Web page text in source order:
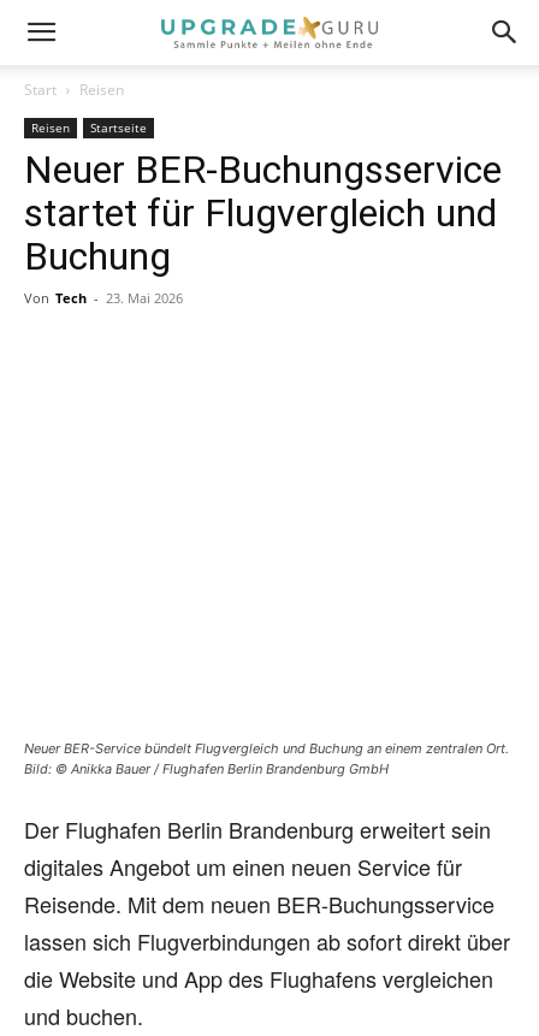
Start Reisen
Reisen Startseite
Neuer BER-Buchungsservice
startet für Flugvergleich und
Buchung
Von Tech - 23. Mai 2026
Neuer BER-Service bündelt Flugvergleich und Buchung an einem zentralen Ort.
Bild: © Anikka Bauer / Flughafen Berlin Brandenburg GmbH
Der Flughafen Berlin Brandenburg erweitert sein
digitales Angebot um einen neuen Service für
Reisende. Mit dem neuen BER-Buchungsservice
lassen sich Flugverbindungen ab sofort direkt über
die Website und App des Flughafens vergleichen
und buchen.